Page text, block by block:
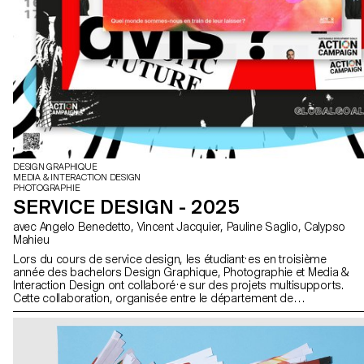
DESIGN GRAPHIQUE
MEDIA & INTERACTION DESIGN
PHOTOGRAPHIE
SERVICE DESIGN - 2025
avec Angelo Benedetto, Vincent Jacquier, Pauline Saglio, Calypso
Mahieu
Lors du cours de service design, les étudiant·es en troisième
année des bachelors Design Graphique, Photographie et Media &
Interaction Design ont collaboré·e sur des projets multisupports.
Cette collaboration, organisée entre le département de
Communication Visuelle, avait pour thème les SDGs (Sustainable
Development Goals). Le thème "Pour la bonne cause, faites des
SDGs une réalité" visait à promouvoir des causes qui tenaient à
cœur à chaque groupe d'étudiant·es. Tous les projets étaient